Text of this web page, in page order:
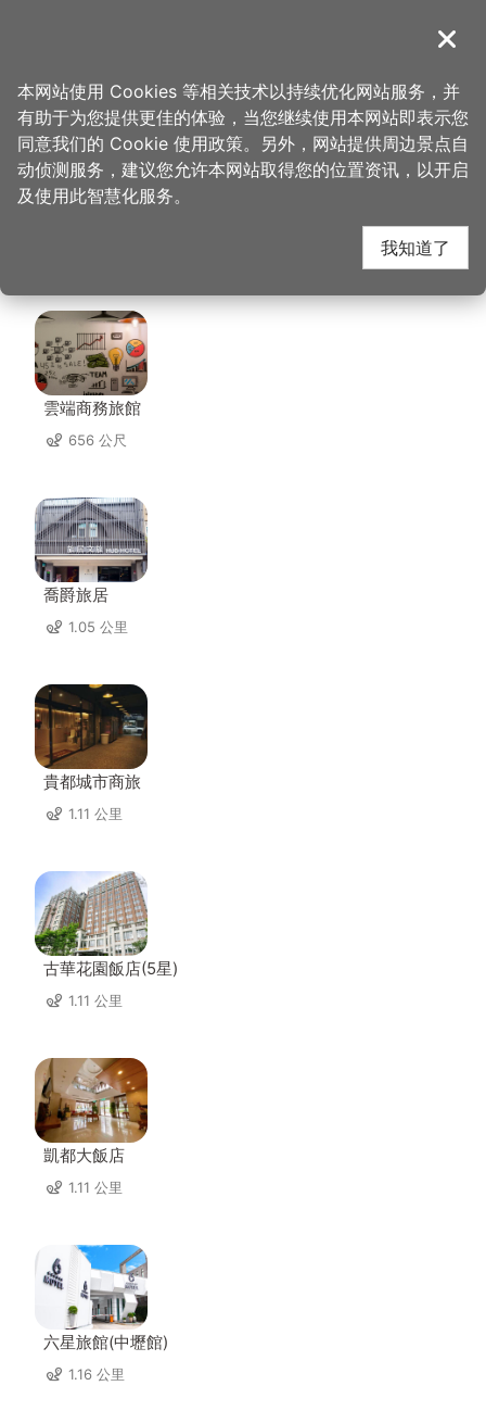
導覽
首页 > 想去的地方 > 美食、购物 > 微笑的光 咖啡馆
微笑的光 咖啡馆 周边
住宿
雲端商務旅館
656 公尺
喬爵旅居
1.05 公里
貴都城市商旅
1.11 公里
古華花園飯店(5星)
1.11 公里
凱都大飯店
1.11 公里
六星旅館(中壢館)
1.16 公里
关闭
本网站使用 Cookies 等相关技术以持续优化网站服务，并
有助于为您提供更佳的体验，当您继续使用本网站即表示您
同意我们的 Cookie 使用政策。另外，网站提供周边景点自
动侦测服务，建议您允许本网站取得您的位置资讯，以开启
及使用此智慧化服务。
我知道了